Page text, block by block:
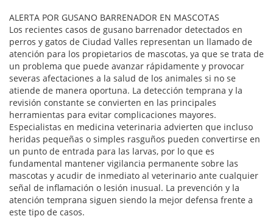
ALERTA POR GUSANO BARRENADOR EN MASCOTAS
Los recientes casos de gusano barrenador detectados en
perros y gatos de Ciudad Valles representan un llamado de
atención para los propietarios de mascotas, ya que se trata de
un problema que puede avanzar rápidamente y provocar
severas afectaciones a la salud de los animales si no se
atiende de manera oportuna. La detección temprana y la
revisión constante se convierten en las principales
herramientas para evitar complicaciones mayores.
Especialistas en medicina veterinaria advierten que incluso
heridas pequeñas o simples rasguños pueden convertirse en
un punto de entrada para las larvas, por lo que es
fundamental mantener vigilancia permanente sobre las
mascotas y acudir de inmediato al veterinario ante cualquier
señal de inflamación o lesión inusual. La prevención y la
atención temprana siguen siendo la mejor defensa frente a
este tipo de casos.